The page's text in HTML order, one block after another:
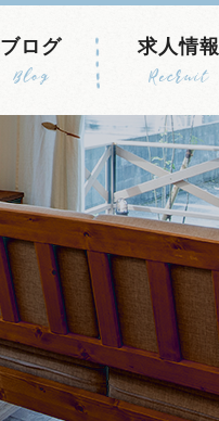
ブログ
Blog
求人情報
Recruit